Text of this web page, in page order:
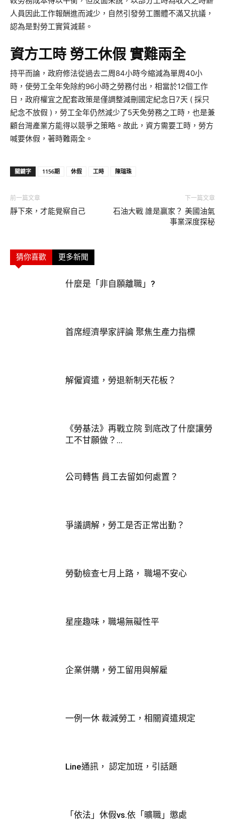
人員因此工作報酬進而減少，自然引發勞工團體不滿又抗議，
認為是對勞工實質減薪。
資方工時 勞工休假 實難兩全
持平而論，政府修法從過去二周84小時今縮減為單周40小
時，使勞工全年免除約96小時之勞務付出，相當於12個工作
日，政府權宜之配套政策是僅調整減刪國定紀念日7天 ( 採只
紀念不放假 )，勞工全年仍然減少了5天免勞務之工時，也是兼
顧台灣產業方能得以競爭之策略。故此，資方需要工時，勞方
喊要休假，著時難兩全。
關鍵字 1156期 休假 工時 陳瑞珠
前一篇文章
靜下來，才能覺察自己
下一篇文章
石油大戰 誰是贏家？ 美國油氣
事業深度探秘
猜你喜歡 更多新聞
什麼是「非自願離職」?
首席經濟學家評論 聚焦生產力指標
解僱資遣，勞退新制天花板？
《勞基法》再戰立院 到底改了什麼讓勞
工不甘願做？...
公司轉售 員工去留如何處置？
爭議調解，勞工是否正常出勤？
勞動檢查七月上路， 職場不安心
星座趣味，職場無礙性平
企業併購，勞工留用與解雇
一例一休 裁減勞工，相關資遣規定
Line通訊， 認定加班，引話題
「依法」休假vs.依「曠職」懲處